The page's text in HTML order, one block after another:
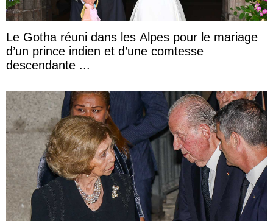
Le Gotha réuni dans les Alpes pour le mariage
d’un prince indien et d’une comtesse
descendante ...